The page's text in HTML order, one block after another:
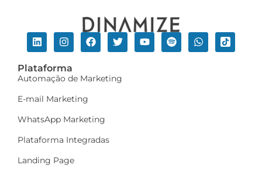
Plataforma
Automação de Marketing
E-mail Marketing
WhatsApp Marketing
Plataforma Integradas
Landing Page